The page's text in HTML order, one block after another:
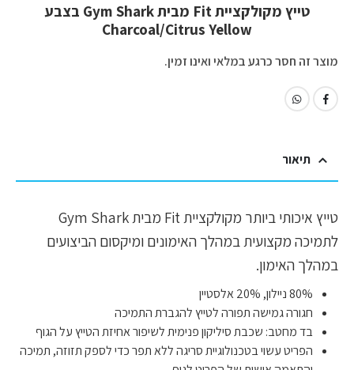
טייץ מקולקציית Fit מבית Gym Shark בצבע
Charcoal/Citrus Yellow
מוצר זה חסר כרגע במלאי ואינו זמין.
תיאור
טייץ איכותי ביותר מקולקציית Fit מבית Gym Shark
לתמיכה מקצועית במהלך האימונים ומיקסום הביצועים
במהלך האימון.
80% ניילון, 20% אלסטיין
חגורה גמישה תפורה לטייץ להגברת התמיכה
בד מחטב: שכבת סיליקון פנימית לשיפור אחיזת הטייץ על הגוף
הפריט עשוי בטכנולוגיית סריגה ללא תפר כדי לספק תזוזה, תמיכה